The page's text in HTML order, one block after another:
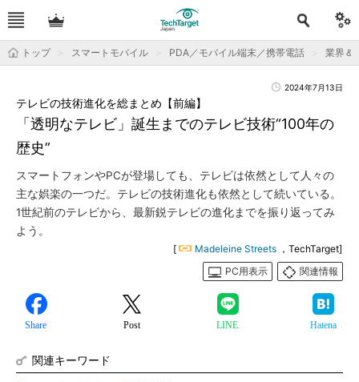
トップ スマートモバイル PDA／モバイル端末／携帯電話 業界＆
2024年7月13日
「透明なテレビ」誕生までのテレビ技術“100年の
歴史”
テレビの技術進化を総まとめ【前編】
スマートフォンやPCが登場しても、テレビは依然として人々の
主な娯楽の一つだ。テレビの技術進化も依然として続いている。
1世紀前のテレビから、最新鋭テレビの進化までを振り返ってみ
よう。
[ Madeleine Streets ，TechTarget]
PC用表示
関連情報
Share Post LINE Hatena
関連キーワード